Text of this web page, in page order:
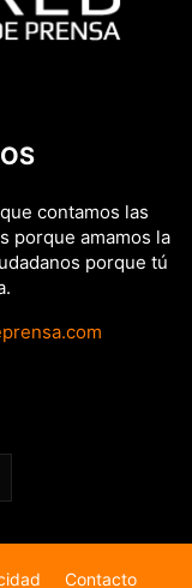
contamos las
porque amamos la
porque tú
Contacto